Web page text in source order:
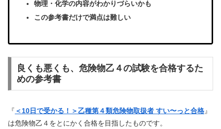
物理・化学の内容がわかりづらいかも
この参考書だけで満点は難しい
良くも悪くも、危険物乙４の試験を合格するた
めの参考書
『 ＜10日で受かる！＞乙種第４類危険物取扱者 すい〜っと合格』
は危険物乙４をとにかく合格を目指したものです。